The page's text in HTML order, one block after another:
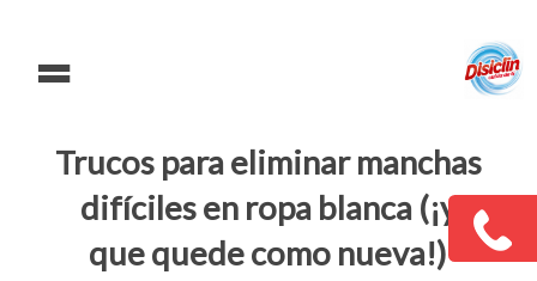
=
Trucos para eliminar manchas
difíciles en ropa blanca (¡y
que quede como nueva!)